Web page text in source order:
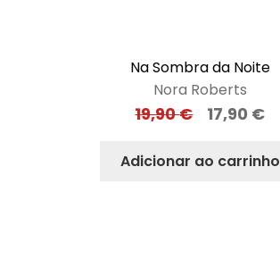
Na Sombra da Noite
Nora Roberts
19,90€ 17,90 €
Adicionar ao carrinho